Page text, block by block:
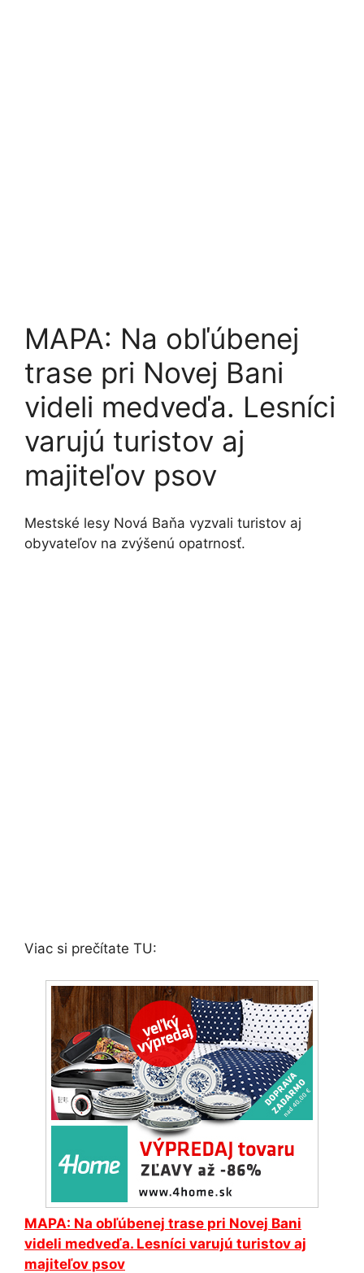
MAPA: Na obľúbenej
trase pri Novej Bani
videli medveďa. Lesníci
varujú turistov aj
majiteľov psov
Mestské lesy Nová Baňa vyzvali turistov aj
obyvateľov na zvýšenú opatrnosť.
Viac si prečítate TU:
MAPA: Na obľúbenej trase pri Novej Bani
videli medveďa. Lesníci varujú turistov aj
majiteľov psov